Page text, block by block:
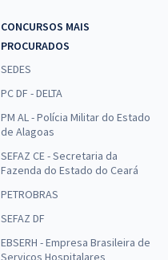
CONCURSOS MAIS
PROCURADOS
SEDES
PC DF - DELTA
PM AL - Polícia Militar do Estado
de Alagoas
SEFAZ CE - Secretaria da
Fazenda do Estado do Ceará
PETROBRAS
SEFAZ DF
EBSERH - Empresa Brasileira de
Serviços Hospitalares